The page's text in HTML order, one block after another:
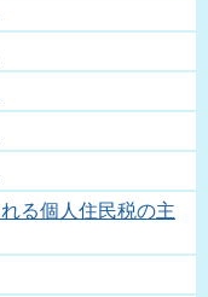
る個人住民税の主